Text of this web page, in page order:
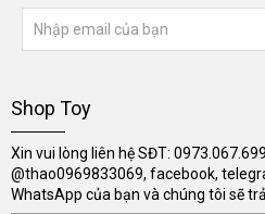
Shop Toy
Xin vui lòng liên hệ SĐT:
@thao0969833069, facebook,
WhatsApp của bạn và chúng tôi sẽ